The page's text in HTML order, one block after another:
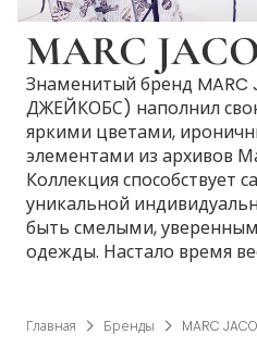
MARC
Знаменитый бренд MARC
ДЖЕЙКОБС) наполнил
яркими цветами,
элементами из архивов
Коллекция способствует
уникальной
быть смелыми,
одежды. Настало время
Главная Бренды MARC